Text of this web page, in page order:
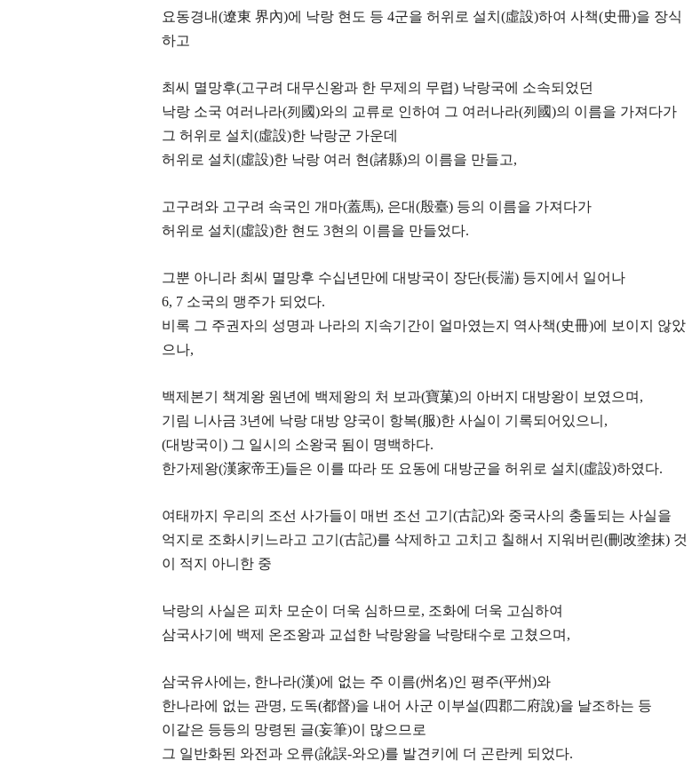
요동경내(遼東 界內)에 낙랑 현도 등 4군을 허위로 설치(虛設)하여 사책(史冊)을 장식
하고
최씨 멸망후(고구려 대무신왕과 한 무제의 무렵) 낙랑국에 소속되었던
낙랑 소국 여러나라(列國)와의 교류로 인하여 그 여러나라(列國)의 이름을 가져다가
그 허위로 설치(虛設)한 낙랑군 가운데
허위로 설치(虛設)한 낙랑 여러 현(諸縣)의 이름을 만들고,
고구려와 고구려 속국인 개마(蓋馬), 은대(殷臺) 등의 이름을 가져다가
허위로 설치(虛設)한 현도 3현의 이름을 만들었다.
그뿐 아니라 최씨 멸망후 수십년만에 대방국이 장단(長湍) 등지에서 일어나
6, 7 소국의 맹주가 되었다.
비록 그 주권자의 성명과 나라의 지속기간이 얼마였는지 역사책(史冊)에 보이지 않았
으나,
백제본기 책계왕 원년에 백제왕의 처 보과(寶菓)의 아버지 대방왕이 보였으며,
기림 니사금 3년에 낙랑 대방 양국이 항복(服)한 사실이 기록되어있으니,
(대방국이) 그 일시의 소왕국 됨이 명백하다.
한가제왕(漢家帝王)들은 이를 따라 또 요동에 대방군을 허위로 설치(虛設)하였다.
여태까지 우리의 조선 사가들이 매번 조선 고기(古記)와 중국사의 충돌되는 사실을
억지로 조화시키느라고 고기(古記)를 삭제하고 고치고 칠해서 지워버린(刪改塗抹) 것
이 적지 아니한 중
낙랑의 사실은 피차 모순이 더욱 심하므로, 조화에 더욱 고심하여
삼국사기에 백제 온조왕과 교섭한 낙랑왕을 낙랑태수로 고쳤으며,
삼국유사에는, 한나라(漢)에 없는 주 이름(州名)인 평주(平州)와
한나라에 없는 관명, 도독(都督)을 내어 사군 이부설(四郡二府說)을 날조하는 등
이같은 등등의 망령된 글(妄筆)이 많으므로
그 일반화된 와전과 오류(訛誤-와오)를 발견키에 더 곤란케 되었다.